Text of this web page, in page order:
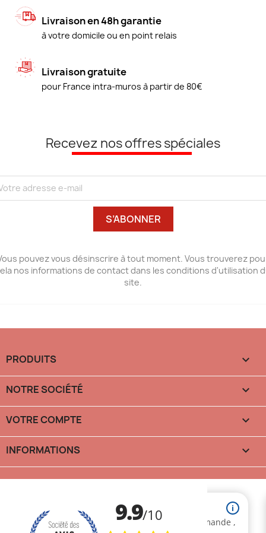
Livraison en 48h garantie
à votre domicile ou en point relais
Livraison gratuite
pour France intra-muros à partir de 80€
Recevez nos offres spéciales
pouvez vous désinscrire à tout moment. Vous trouverez
nos informations de contact dans les conditions d'utilisation
site.
PRODUITS 
NOTRE SOCIÉTÉ 
VOTRE COMPTE 
INFORMATIONS 